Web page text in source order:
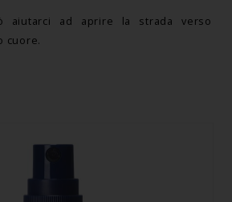
aiutarci ad aprire la strada verso
cuore.